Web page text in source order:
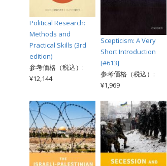
Political Research:
Methods and
Practical Skills (3rd
edition)
参考価格（税込）:
¥12,144
Scepticism: A Very
Short Introduction
[#613]
参考価格（税込）:
¥1,969